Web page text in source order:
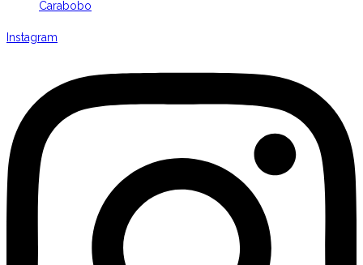
Carabobo
Instagram